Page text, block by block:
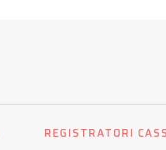
REGISTRATORI